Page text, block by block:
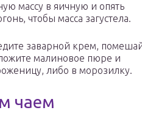
массу в яичную и опять
чтобы масса загустела.
заварной крем,
малиновое пюре и
либо в морозилку.
чаем